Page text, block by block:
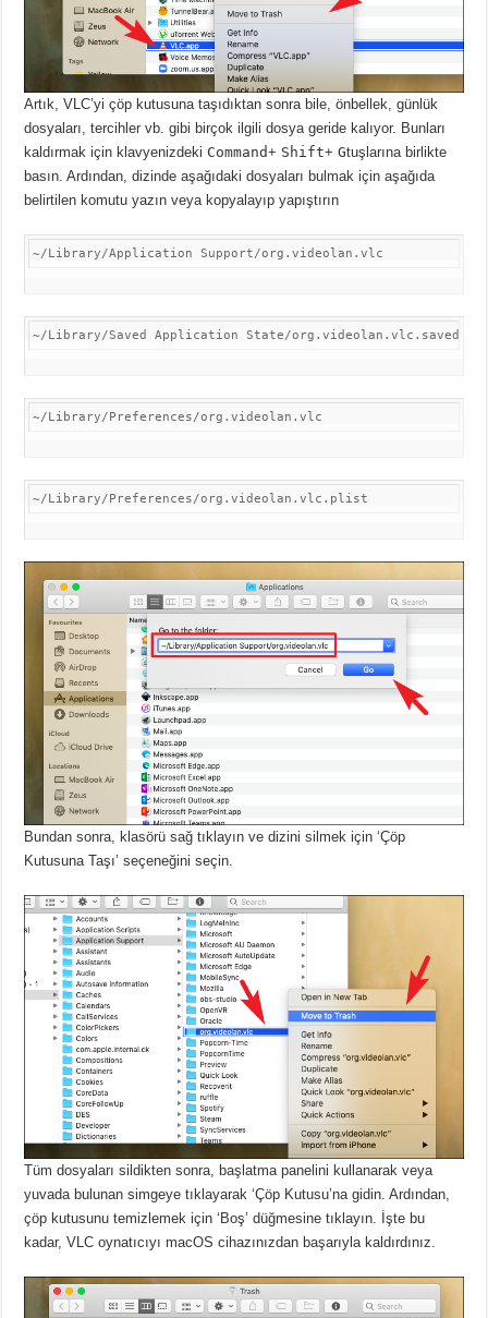
Artık, VLC’yi çöp kutusuna taşıdıktan sonra bile, önbellek, günlük
dosyaları, tercihler vb. gibi birçok ilgili dosya geride kalıyor. Bunları
kaldırmak için klavyenizdeki Command+ Shift+Gtuşlarına birlikte
basın.Ardından, dizinde aşağıdaki dosyaları bulmak için aşağıda
belirtilen komutu yazın veya kopyalayıp yapıştırın
~/Library/Application Support/org.videolan.vlc
~/Library/Saved Application State/
~/Library/Preferences/org.videolan.vlc
~/Library/Preferences/org.videolan.vlc.plist
Bundan sonra, klasörü sağ tıklayın ve dizini silmek için ‘Çöp
Kutusuna Taşı’ seçeneğini seçin.
Tüm dosyaları sildikten sonra, başlatma panelini kullanarak veya
yuvada bulunan simgeye tıklayarak ‘Çöp Kutusu’na gidin.Ardından,
çöp kutusunu temizlemek için ‘Boş’ düğmesine tıklayın. İşte bu
kadar, VLC oynatıcıyı macOS cihazınızdan başarıyla kaldırdınız.